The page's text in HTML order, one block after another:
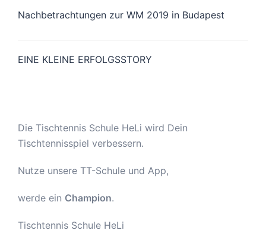
Nachbetrachtungen zur WM 2019 in Budapest
EINE KLEINE ERFOLGSSTORY
Die Tischtennis Schule HeLi wird Dein
Tischtennisspiel verbessern.
Nutze unsere TT-Schule und App,
werde ein Champion.
Tischtennis Schule HeLi